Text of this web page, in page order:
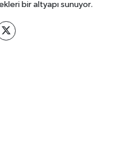
bir altyapı sunuyor.